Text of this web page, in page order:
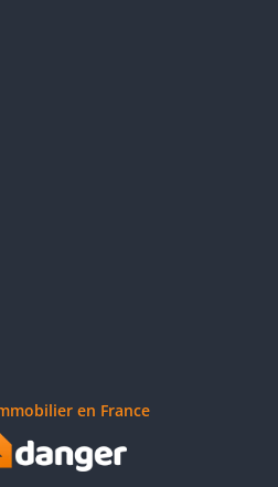
en France